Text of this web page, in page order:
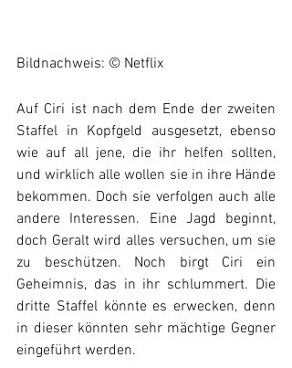
Bildnachweis: © Netflix
Auf Ciri ist nach dem Ende der zweiten
Staffel in Kopfgeld ausgesetzt, ebenso
wie auf all jene, die ihr helfen sollten,
und wirklich alle wollen sie in ihre Hände
bekommen. Doch sie verfolgen auch alle
andere Interessen. Eine Jagd beginnt,
doch Geralt wird alles versuchen, um sie
zu beschützen. Noch birgt Ciri ein
Geheimnis, das in ihr schlummert. Die
dritte Staffel könnte es erwecken, denn
in dieser könnten sehr mächtige Gegner
eingeführt werden.